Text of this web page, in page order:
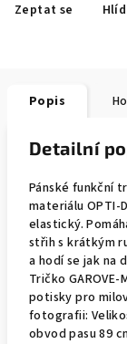
Zeptat se
Popis
Detailní
Pánské funkční
materiálu OPTI-
elastický.
střih s krátkým
a hodí se jak na
Tričko
potisky pro
fotografii:
obvod pasu 89